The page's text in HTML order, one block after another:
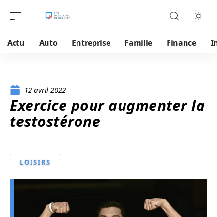
Actu Auto Entreprise Famille Finance
12 avril 2022
Exercice pour augmenter la
testostérone
LOISIRS